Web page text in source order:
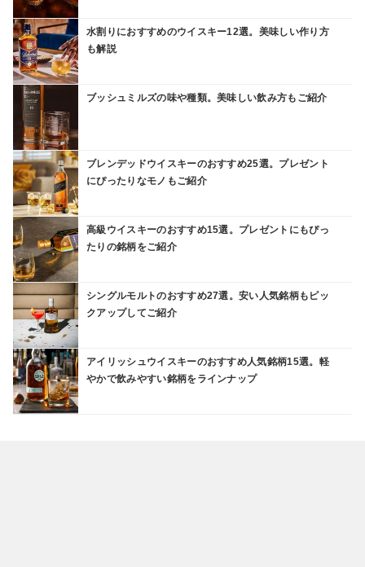
水割りにおすすめのウイスキー12選。美味しい作り方
も解説
ブッシュミルズの味や種類。美味しい飲み方もご紹介
ブレンデッドウイスキーのおすすめ25選。プレゼント
にぴったりなモノもご紹介
高級ウイスキーのおすすめ15選。プレゼントにもぴっ
たりの銘柄をご紹介
シングルモルトのおすすめ27選。安い人気銘柄もピッ
クアップしてご紹介
アイリッシュウイスキーのおすすめ人気銘柄15選。軽
やかで飲みやすい銘柄をラインナップ